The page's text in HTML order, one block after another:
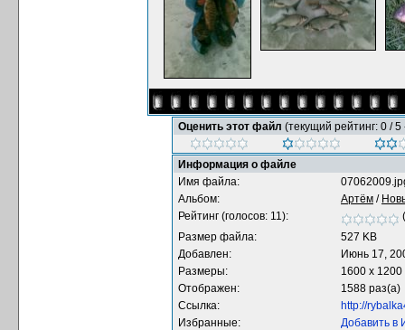
Оценить этот файл (текущий рейтинг: 0 / 5
Информация о файле
Имя файла:
Альбом:
Артём /
Рейтинг (голосов: 11):
(
Размер файла:
527 KB
Добавлен:
Июнь 17,
Размеры:
1600 x 1200
Отображен:
1588 раз(а)
Ссылка:
http://
Избранные:
Добавить в